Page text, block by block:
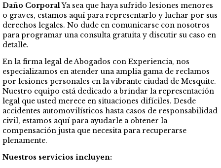
Daño CorporalYa sea que haya sufrido lesiones menores
o graves, estamos aquí para representarlo y luchar por sus
derechos legales. No dude en comunicarse con nosotros
para programar una consulta gratuita y discutir su caso en
detalle.
En la firma legal de Abogados con Experiencia, nos
especializamos en atender una amplia gama de reclamos
por lesiones personales en la vibrante ciudad de Mesquite.
Nuestro equipo está dedicado a brindar la representación
legal que usted merece en situaciones difíciles. Desde
accidentes automovilísticos hasta casos de responsabilidad
civil, estamos aquí para ayudarle a obtener la
compensación justa que necesita para recuperarse
plenamente.
Nuestros servicios incluyen: